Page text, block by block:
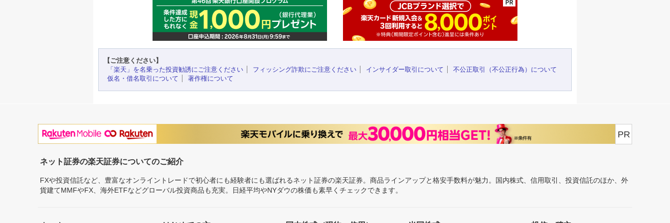
【ご注意ください】
「楽天」を名乗った投資勧誘にご注意ください
フィッシング詐欺にご注意ください インサイダー取引について
不公正取引（不公正行為）について
仮名・借名取引について
著作権について
PR
ネット証券の楽天証券についてのご紹介
FXや投資信託など、豊富なオンライントレードで初心者にも経験者にも選ばれるネット証券の楽天証券。商品ラインアップと格安手数料が魅力。国内株式、信用取引、投資信託のほか、外
貨建てMMFやFX、海外ETFなどグローバル投資商品も充実。日経平均やNYダウの株価も素早くチェックできます。